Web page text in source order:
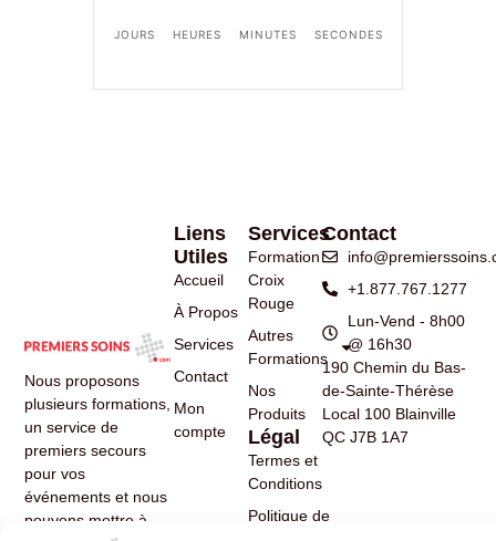
JOURS HEURES MINUTES SECONDES
Nous proposons
plusieurs formations,
un service de
premiers secours
pour vos
événements et nous
pouvons mettre à
Services
Formation
Croix
Rouge
Autres
Formations
Nos
Produits
Légal
Termes et
Conditions
Politique de
Liens
Utiles
Accueil
À Propos
Services
Contact
Mon
compte
Contact
+1.877.767.1277
Lun-Vend - 8h00
@ 16h30
190 Chemin du Bas-
de-Sainte-Thérèse
Local 100 Blainville
QC J7B 1A7